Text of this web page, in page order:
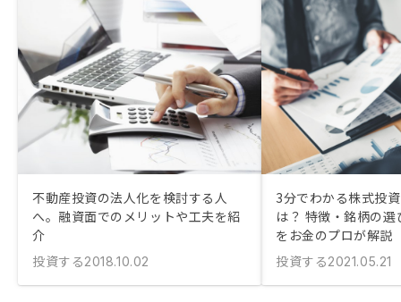
不動産投資の法人化を検討する人
へ。融資面でのメリットや工夫を紹
介
投資する2018.10.02
3分でわかる株式投
は？ 特徴・銘柄の
をお金のプロが解説
投資する2021.05.21